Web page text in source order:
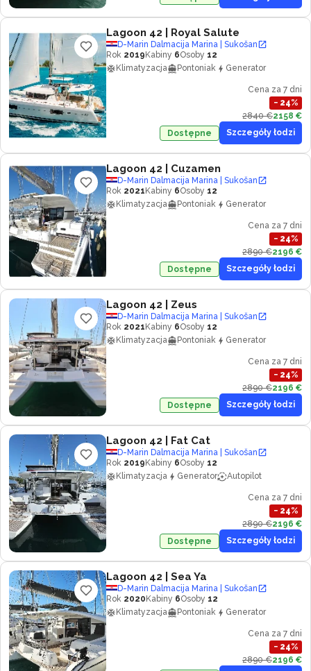
Lagoon 42 | Royal Salute
D-Marin Dalmacija Marina | Sukošan
Rok 2019 Kabiny 6Osoby 12
Klimatyzacja
Pontoniak Generator
Cena za 7 dni
− 24%
2840 €2158 €
Dostępne
Szczegóły łodzi
Lagoon 42 | Cuzamen
D-Marin Dalmacija Marina | Sukošan
Rok 2021 Kabiny 6Osoby 12
Klimatyzacja
Pontoniak Generator
Cena za 7 dni
− 24%
2890 €2196 €
Dostępne
Szczegóły łodzi
Lagoon 42 | Zeus
D-Marin Dalmacija Marina | Sukošan
Rok 2021 Kabiny 6Osoby 12
Klimatyzacja
Pontoniak Generator
Cena za 7 dni
− 24%
2890 €2196 €
Dostępne
Szczegóły łodzi
Lagoon 42 | Fat Cat
D-Marin Dalmacija Marina | Sukošan
Rok 2019 Kabiny 6Osoby 12
Klimatyzacja
Generator Autopilot
Cena za 7 dni
− 24%
2890 €2196 €
Dostępne
Szczegóły łodzi
Lagoon 42 | Sea Ya
D-Marin Dalmacija Marina | Sukošan
Rok 2020 Kabiny 6Osoby 12
Klimatyzacja
Pontoniak Generator
Cena za 7 dni
− 24%
2890 €2196 €